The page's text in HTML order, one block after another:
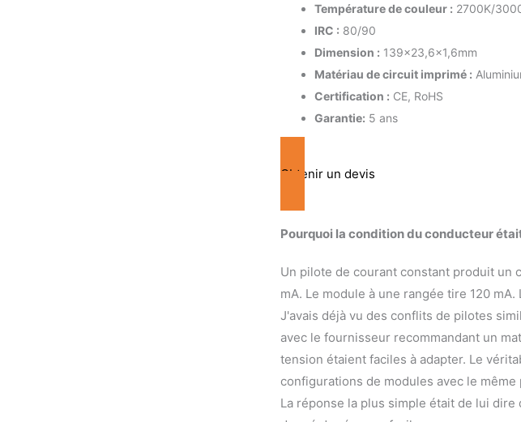
Température de couleur : 2700K/
IRC : 80/90
Dimension : 139×23,6×1,6mm
Matériau de circuit imprimé :
Certification : CE, RoHS
Garantie: 5 ans
Obtenir un devis
Pourquoi la condition du conducteur
Un pilote de courant constant produit un
mA. Le module à une rangée tire 120
J'avais déjà vu des conflits de pilotes
avec le fournisseur recommandant un
tension étaient faciles à adapter. Le
configurations de modules avec le même
La réponse la plus simple était de lui